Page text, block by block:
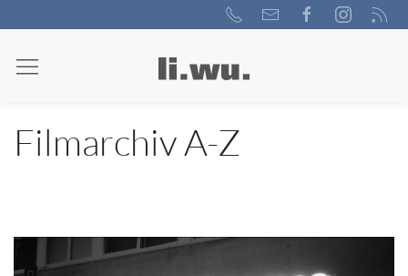
Filmarchiv A-Z